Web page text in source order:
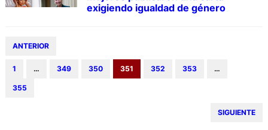
exigiendo igualdad de género
ANTERIOR
1 … 349 350 351 352 353 …
355
SIGUIENTE